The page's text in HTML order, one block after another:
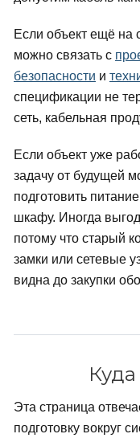
Если объект ещё на
можно связать с
безопасности и
спецификации не
сеть, кабельная
Если объект уже
задачу от будущей
подготовить
шкафу. Иногда
потому что старый
замки или сетевые
видна до закупки
Эта страница
подготовку вокруг